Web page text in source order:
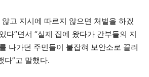
고 지시에 따르지 않으면 처벌을 하겠
다”면서 “실제 집에 왔다가 간부들의 지
나가던 주민들이 붙잡혀 보안소로 끌려
다”고 말했다.